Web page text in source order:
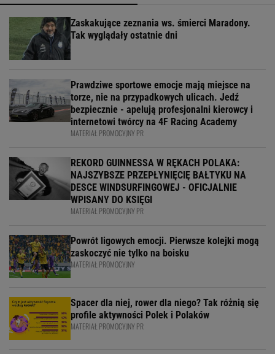
Zaskakujące zeznania ws. śmierci Maradony.
Tak wyglądały ostatnie dni
Prawdziwe sportowe emocje mają miejsce na
torze, nie na przypadkowych ulicach. Jedź
bezpiecznie - apelują profesjonalni kierowcy i
internetowi twórcy na 4F Racing Academy
MATERIAŁ PROMOCYJNY PR
REKORD GUINNESSA W RĘKACH POLAKA:
NAJSZYBSZE PRZEPŁYNIĘCIĘ BAŁTYKU NA
DESCE WINDSURFINGOWEJ - OFICJALNIE
WPISANY DO KSIĘGI
MATERIAŁ PROMOCYJNY PR
Powrót ligowych emocji. Pierwsze kolejki mogą
zaskoczyć nie tylko na boisku
MATERIAŁ PROMOCYJNY
Spacer dla niej, rower dla niego? Tak różnią się
profile aktywności Polek i Polaków
MATERIAŁ PROMOCYJNY PR